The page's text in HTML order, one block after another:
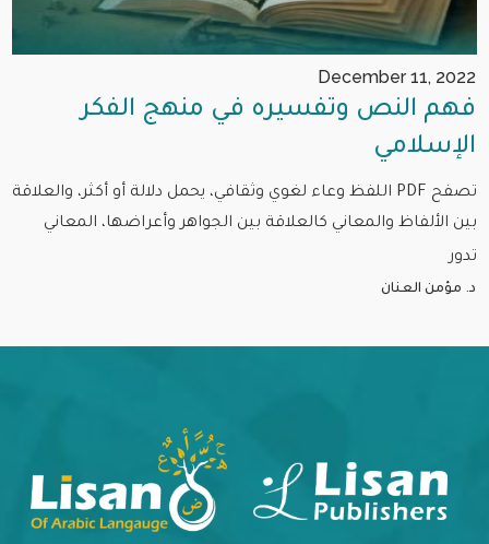
December 11, 2022
فهم النص وتفسيره في منهج الفكر
الإسلامي
تصفح PDF اللفظ وعاء لغوي وثقافي، يحمل دلالة أو أكثر، والعلاقة
بين الألفاظ والمعاني كالعلاقة بين الجواهر وأعراضها، المعاني
تدور
د. مؤمن العنان